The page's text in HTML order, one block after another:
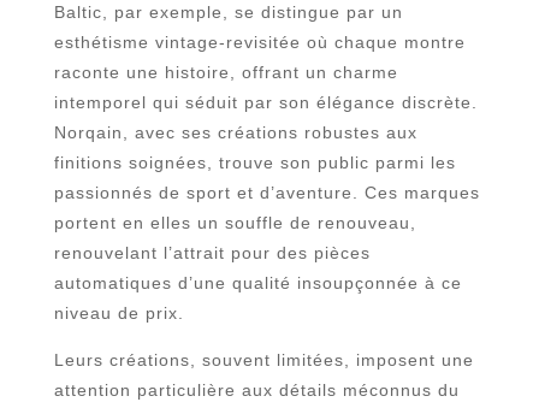
Baltic, par exemple, se distingue par un
esthétisme vintage-revisitée où chaque montre
raconte une histoire, offrant un charme
intemporel qui séduit par son élégance discrète.
Norqain, avec ses créations robustes aux
finitions soignées, trouve son public parmi les
passionnés de sport et d’aventure. Ces marques
portent en elles un souffle de renouveau,
renouvelant l’attrait pour des pièces
automatiques d’une qualité insoupçonnée à ce
niveau de prix.
Leurs créations, souvent limitées, imposent une
attention particulière aux détails méconnus du